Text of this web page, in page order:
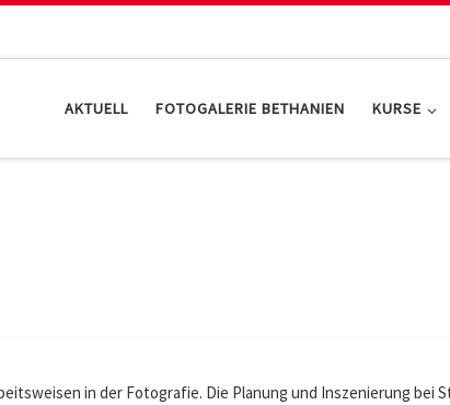
AKTUELL FOTOGALERIE BETHANIEN KURSE
in der Fotografie. Die Planung und Inszenierung bei